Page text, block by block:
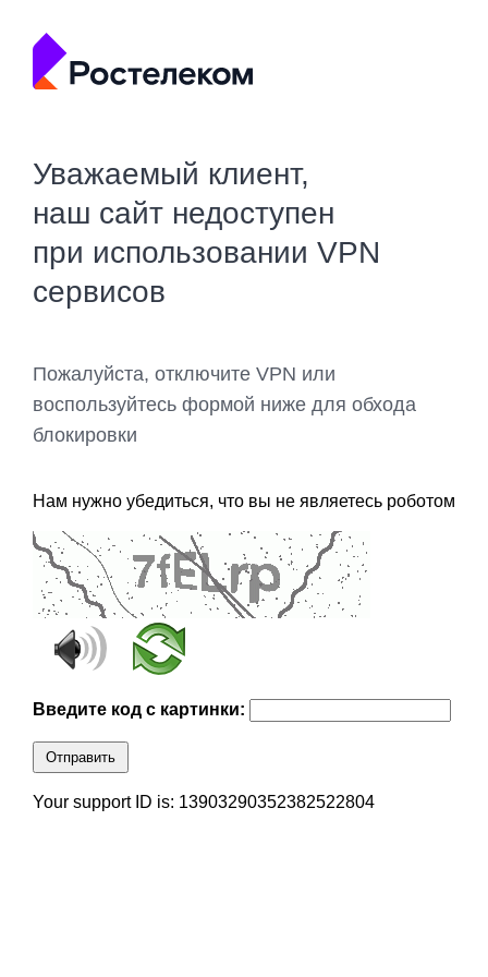
Уважаемый клиент,
наш сайт недоступен
при использовании VPN
сервисов
Пожалуйста, отключите VPN или
воспользуйтесь формой ниже для обхода
блокировки
Нам нужно убедиться, что вы не являетесь роботом
Введите код с картинки:
Отправить
Your support ID is: 13903290352382522804